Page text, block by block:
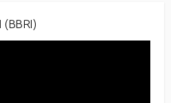
(BBRI)